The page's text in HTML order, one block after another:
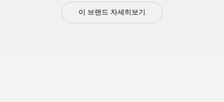
이 브랜드 자세히보기